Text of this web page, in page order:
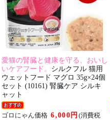
愛猫の腎臓と健康を守る、おいし
いケアフード。 シルクフル 猫用
ウェットフード マグロ 35g×24個
セット (10161) 腎臓ケア シルキ
ャット
ゴロにゃん価格 6,000円 (消費税